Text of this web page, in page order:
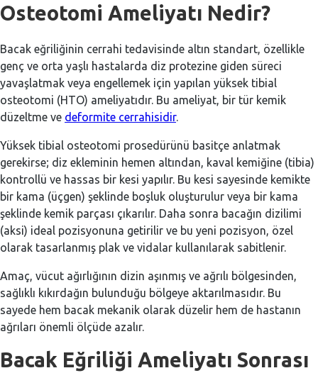
Osteotomi Ameliyatı Nedir?
Bacak eğriliğinin cerrahi tedavisinde altın standart, özellikle
genç ve orta yaşlı hastalarda diz protezine giden süreci
yavaşlatmak veya engellemek için yapılan yüksek tibial
osteotomi (HTO) ameliyatıdır. Bu ameliyat, bir tür kemik
düzeltme ve deformite cerrahisidir.
Yüksek tibial osteotomi prosedürünü basitçe anlatmak
gerekirse; diz ekleminin hemen altından, kaval kemiğine (tibia)
kontrollü ve hassas bir kesi yapılır. Bu kesi sayesinde kemikte
bir kama (üçgen) şeklinde boşluk oluşturulur veya bir kama
şeklinde kemik parçası çıkarılır. Daha sonra bacağın dizilimi
(aksi) ideal pozisyonuna getirilir ve bu yeni pozisyon, özel
olarak tasarlanmış plak ve vidalar kullanılarak sabitlenir.
Amaç, vücut ağırlığının dizin aşınmış ve ağrılı bölgesinden,
sağlıklı kıkırdağın bulunduğu bölgeye aktarılmasıdır. Bu
sayede hem bacak mekanik olarak düzelir hem de hastanın
ağrıları önemli ölçüde azalır.
Bacak Eğriliği Ameliyatı Sonrası